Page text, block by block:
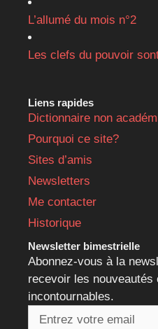
L’allumé du mois n°2
Les clefs du pouvoir
Liens rapides
Dictionnaire non
Pourquoi ce site?
Sites d’amis
Newsletters
Me contacter
Historique
Newsletter bimestrielle
Abonnez-vous à la
recevoir les nouveautés
incontournables.